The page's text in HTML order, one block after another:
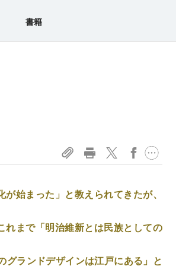
書籍
始まった」と教えられてきたが、
まで「明治維新とは民族としての
グランドデザインは江戸にある」と